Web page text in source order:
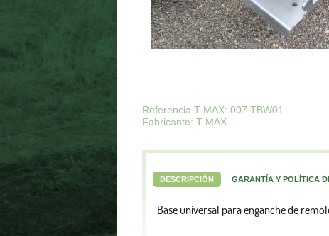
Referencia T-MAX: 007.TBW01
Fabricante: T-MAX
DESCRIPCIÓN GARANTÍA Y POLÍTICA
Base universal para enganche de